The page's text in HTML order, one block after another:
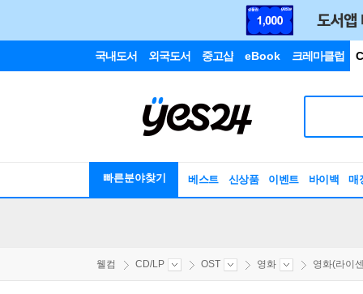
국내도서 외국도서 중고샵 eBook 크레마클럽
빠른분야찾기 베스트 신상품 이벤트 바이백 매
웰컴 CD/LP OST 영화 영화(라이